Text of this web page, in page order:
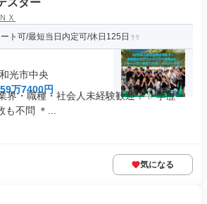
スター
Ｘ
ト可/最短当日内定可/休日125日
光市中央
万7400円
界・職種・社会人未経験歓迎！ ✅学歴・
不問 ＊...
気になる